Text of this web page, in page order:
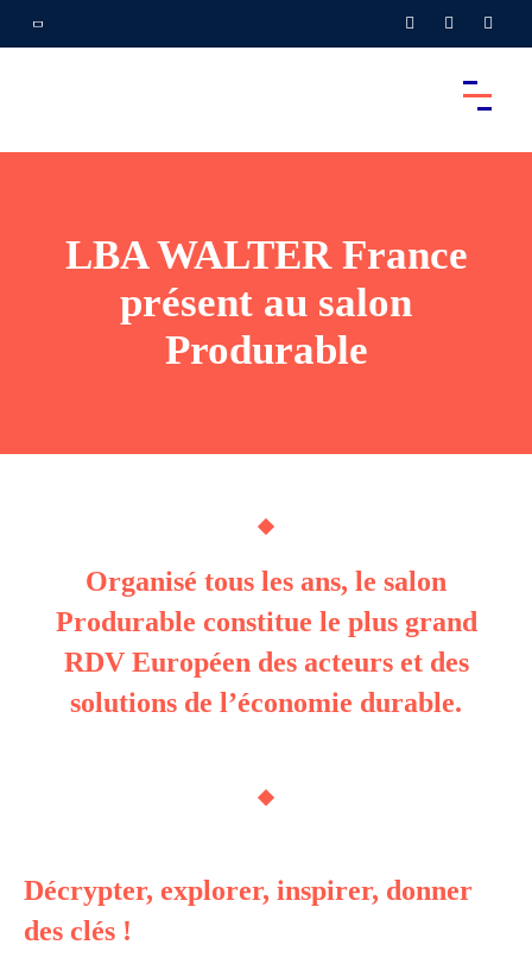
LBA WALTER France
présent au salon
Produrable
Organisé tous les ans, le salon
Produrable constitue le plus grand
RDV Européen des acteurs et des
solutions de l’économie durable.
Décrypter, explorer, inspirer, donner
des clés !